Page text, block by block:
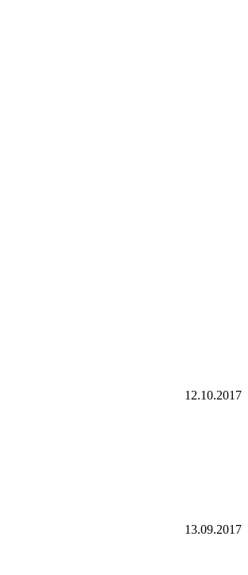
12.10.2017
13.09.2017